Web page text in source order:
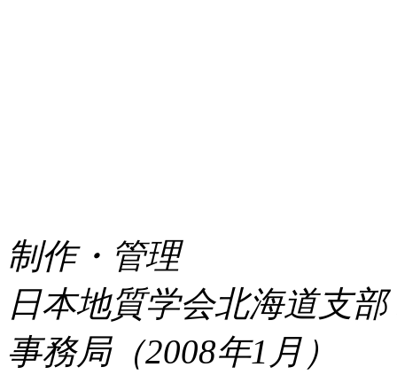
制作・管理
日本地質学会北海道支
事務局（2008年1月）